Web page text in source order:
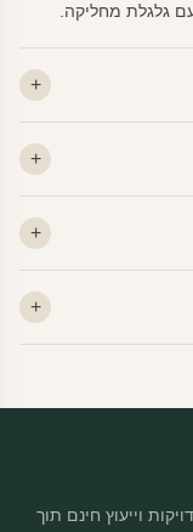
גלגלת מחליקה.
וייעוץ חינם תוך